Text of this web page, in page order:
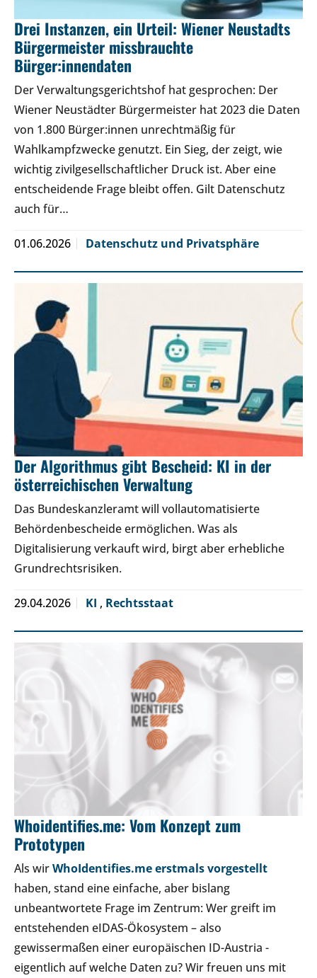
Drei Instanzen, ein Urteil: Wiener Neustadts
Bürgermeister missbrauchte
Bürger:innendaten
Der Verwaltungsgerichtshof hat gesprochen: Der
Wiener Neustädter Bürgermeister hat 2023 die Daten
von 1.800 Bürger:innen unrechtmäßig für
Wahlkampfzwecke genutzt. Ein Sieg, der zeigt, wie
wichtig zivilgesellschaftlicher Druck ist. Aber eine
entscheidende Frage bleibt offen. Gilt Datenschutz
auch für…
01.06.2026 Datenschutz und Privatsphäre
Der Algorithmus gibt Bescheid: KI in der
österreichischen Verwaltung
Das Bundeskanzleramt will vollautomatisierte
Behördenbescheide ermöglichen. Was als
Digitalisierung verkauft wird, birgt aber erhebliche
Grundrechtsrisiken.
29.04.2026 KI , Rechtsstaat
Whoidentifies.me: Vom Konzept zum
Prototypen
Als wirWhoIdentifies.me erstmals vorgestellt
haben, stand eine einfache, aber bislang
unbeantwortete Frage im Zentrum: Wer greift im
entstehenden eIDAS-Ökosystem – also
gewissermaßen einer europäischen ID-Austria -
eigentlich auf welche Daten zu? Wir freuen uns mit